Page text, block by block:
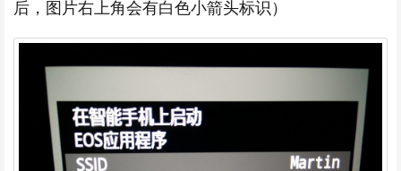
后，图片右上角会有白色小箭头标识）